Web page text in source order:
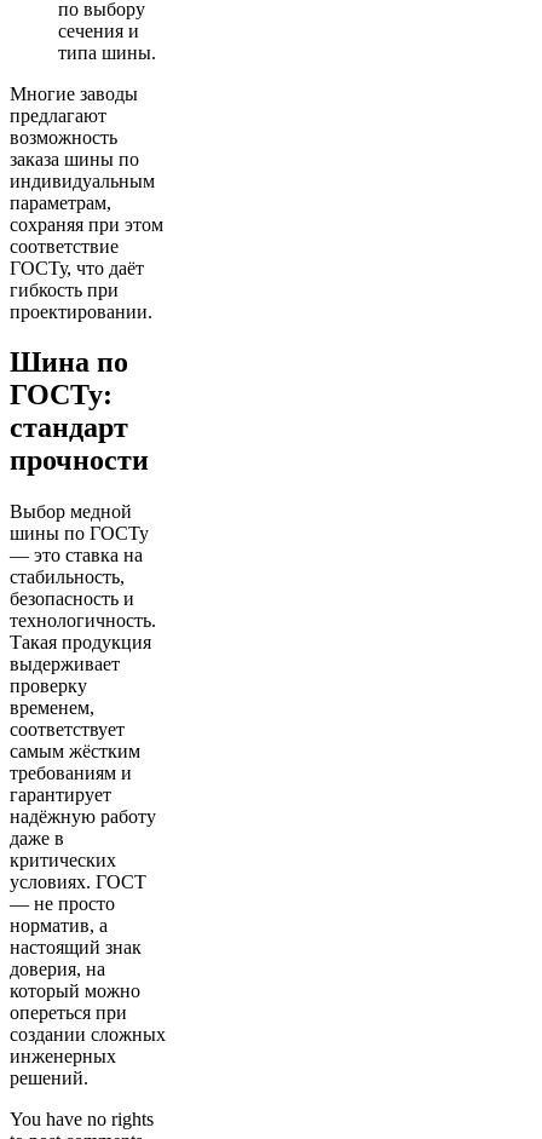
по выбору
сечения и
типа шины.
Многие заводы
предлагают
возможность
заказа шины по
индивидуальным
параметрам,
сохраняя при этом
соответствие
ГОСТу, что даёт
гибкость при
проектировании.
Шина по
ГОСТу:
стандарт
прочности
Выбор медной
шины по ГОСТу
— это ставка на
стабильность,
безопасность и
технологичность.
Такая продукция
выдерживает
проверку
временем,
соответствует
самым жёстким
требованиям и
гарантирует
надёжную работу
даже в
критических
условиях. ГОСТ
— не просто
норматив, а
настоящий знак
доверия, на
который можно
опереться при
создании сложных
инженерных
решений.
You have no rights